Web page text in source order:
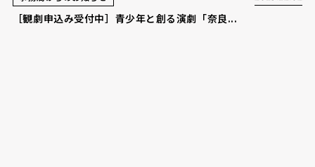
［観劇申込み受付中］青少年と創る演劇「奈良...